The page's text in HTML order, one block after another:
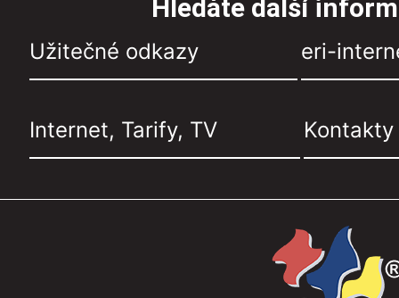
Hledáte další
Užitečné odkazy eri-
Internet, Tarify, TV Kontakty